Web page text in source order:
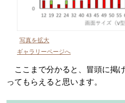
写真を拡大
ギャラリーページへ
ここまで分かると、冒頭に掲
ってもらえると思います。